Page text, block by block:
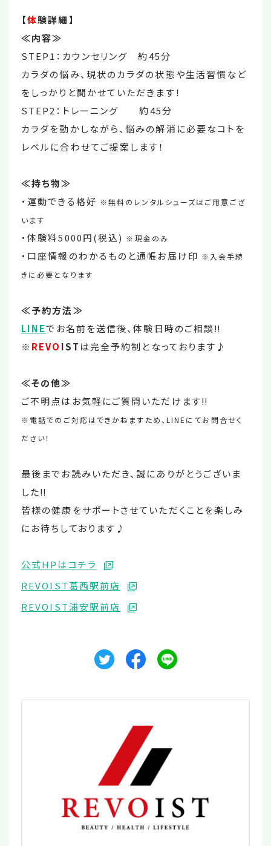
【体験詳細】
≪内容≫
STEP1：カウンセリング 約45分
カラダの悩み、現状のカラダの状態や生活習慣など
をしっかりと聞かせていただきます！
STEP2：トレーニング 約45分
カラダを動かしながら、悩みの解消に必要なコトを
レベルに合わせてご提案します！
≪持ち物≫
・運動できる格好 ※無料のレンタルシューズはご用意ござ
います
・体験料5000円(税込) ※現金のみ
・口座情報のわかるものと通帳お届け印 ※入会手続
きに必要となります
≪予約方法≫
LINEでお名前を送信後、体験日時のご相談‼
※ REVO IST は完全予約制となっております♪
≪その他≫
ご不明点はお気軽にご質問いただけます‼
※電話でのご対応はできかねますため、LINEにてお問合せく
ださい！
最後までお読みいただき、誠にありがとうございま
した‼
皆様の健康をサポートさせていただくことを楽しみ
にお待ちしております♪
公式HPはコチラ
REVOIST葛西駅前店
REVOIST浦安駅前店